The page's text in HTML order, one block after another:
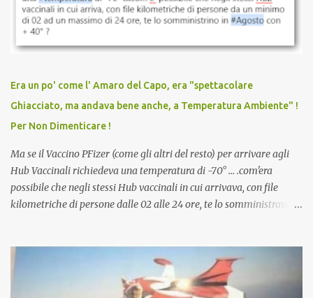
discriminazioni per coloro che non l’hanno fatto. Se non sei stato
vaccinato, nessuno aveva prima cercato di farti sentire una
persona cattiva. Non avevamo mai visto un vaccino che minacci le
vaccino usato per minacciare i mezzi di sussistenza, il lavoro o la
scuola. Non avevamo mai visto un vaccino che permettesse a un
dodicenne di ignorare il consenso dei genitori. Dopo tutti i vaccini
che abbiamo elencato sopra...
Era un po' come l' Amaro del Capo, era "spettacolare
Ghiacciato, ma andava bene anche, a Temperatura Ambiente" !
Per Non Dimenticare !
Ma se il Vaccino PFizer (come gli altri del resto) per arrivare agli
Hub Vaccinali richiedeva una temperatura di -70° ... .com'era
possibile che negli stessi Hub vaccinali in cui arrivava, con file
kilometriche di persone dalle 02 alle 24 ore, te lo somministravano
Vaccino come: l' Amaro del Capo, era "spettacolare Ghiacciato, ma
andava bene anche, a Temperatura Ambiente"! Riproponiamo
l'articolo per NON Dimenticare!